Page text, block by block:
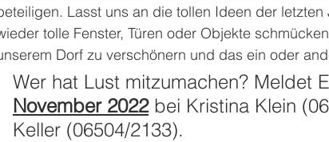
Lasst uns an die tollen Ideen der
tolle Fenster, Türen oder Objekte
Dorf zu verschönern und das ein oder
Wer hat Lust mitzumachen? Meldet
November 2022 bei Kristina Klein
Keller (06504/2133).